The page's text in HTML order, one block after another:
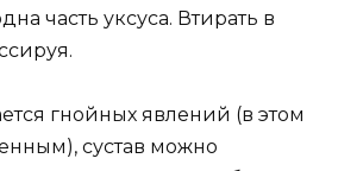
часть уксуса. Втирать в
гнойных явлений (в этом
сустав можно